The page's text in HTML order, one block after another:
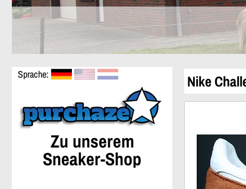
Sprache:
Zu unserem
Sneaker-Shop
Nike